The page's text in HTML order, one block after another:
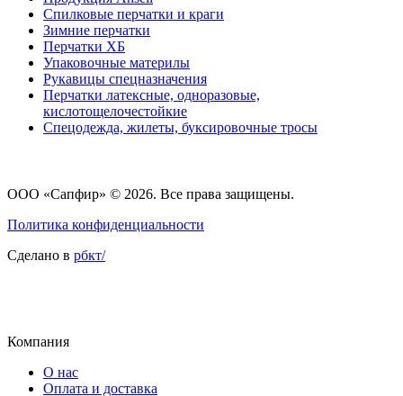
Cпилковые перчатки и краги
Зимние перчатки
Перчатки ХБ
Упаковочные материлы
Рукавицы спецназначения
Перчатки латексные, одноразовые,
кислотощелочестойкие
Спецодежда, жилеты, буксировочные тросы
ООО «Сапфир» © 2026. Все права защищены.
Политика конфиденциальности
Сделано в рбкт/
Компания
О нас
Оплата и доставка